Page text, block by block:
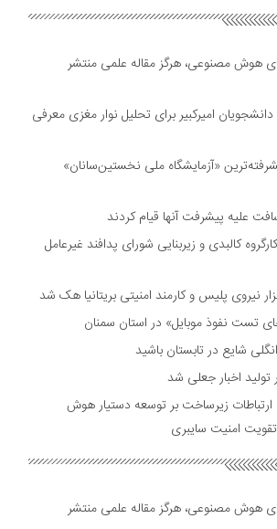
هوش مصنوعی، هرگز مقاله علمی منتشر
امیرکبیر برای تحلیل نوار مغزی معرفی
«آزمایشگاه ملی نخستین‌سانان»
علیه پیشرفت آنها قیام کردند
کالبدی و زیربنایی شورای پدافند غیرعامل
تست نفوذ موبایل» در استان سمنان
اخبار جعلی شد
زیرساخت بر توسعه دستیار هوش
امنیت سایبری
هوش مصنوعی، هرگز مقاله علمی منتشر